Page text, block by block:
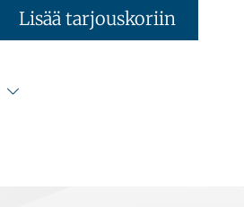
Lisää tarjouskoriin